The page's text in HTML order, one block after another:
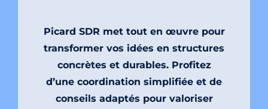
Picard SDR met tout en œuvre pour
transformer vos idées en structures
concrètes et durables. Profitez
d’une coordination simplifiée et de
conseils adaptés pour valoriser